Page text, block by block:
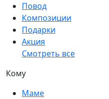
Повод
Композиции
Подарки
Акция
Смотреть все
Кому
Маме